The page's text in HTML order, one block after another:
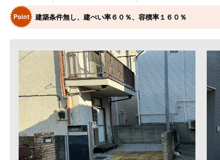
建築条件無し、建ぺい率６０％、容積率１６０％